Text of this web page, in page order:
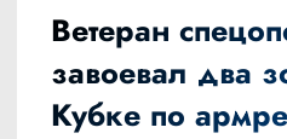
Ветеран
завоевал два
Кубке по